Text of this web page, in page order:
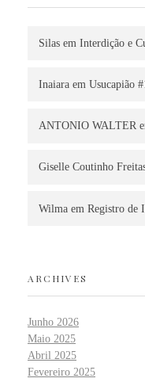
Silas em Interdição e
Inaiara em Usucapião
ANTONIO WALTER
Giselle Coutinho
Wilma em Registro de
ARCHIVES
Junho 2026
Maio 2025
Abril 2025
Fevereiro 2025